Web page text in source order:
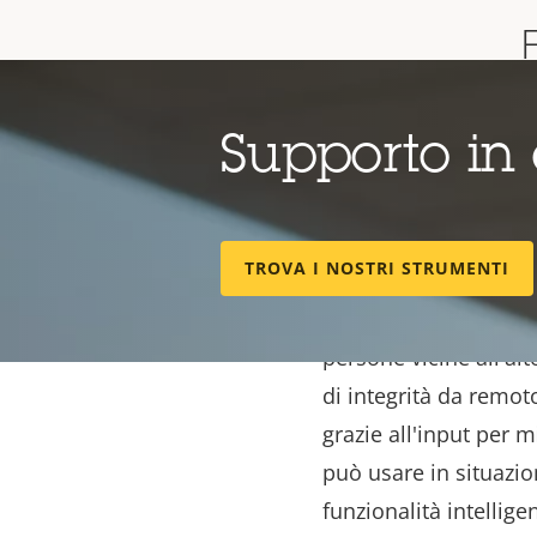
Questo
prestazioni
integrato con altri
voce chiara.
Inoltre il microfono
persone vicine
di integrità da
grazie all'input per
può usare in
funzionalità
Supporto in
TROVA I NOSTRI STRUMENTI